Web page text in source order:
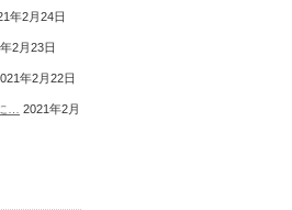
年2月24日
2月23日
年2月22日
…
2021年2月